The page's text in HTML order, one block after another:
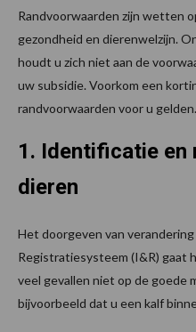
Randvoorwaarden zijn wetten
gezondheid en dierenwelzijn.
houdt u zich niet aan de
uw subsidie. Voorkom een
randvoorwaarden voor u gelden.
1. Identificatie en
dieren
Het doorgeven van
Registratiesysteem (I&R) gaat
veel gevallen niet op de goede
bijvoorbeeld dat u een kalf